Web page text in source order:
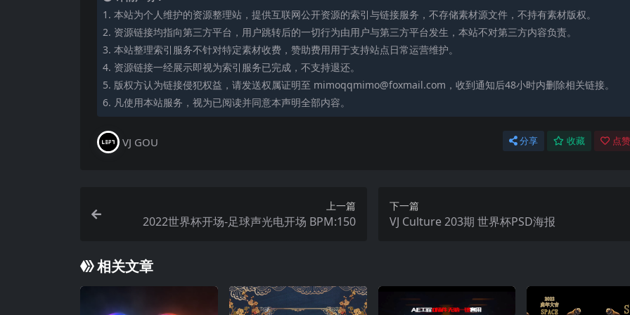
1. 本站为个人维护的资源整理站，提供互联网公开资源的索引与链接服务，不存储素材源文件，不持有素材版权。
2. 资源链接均指向第三方平台，用户跳转后的一切行为由用户与第三方平台发生，本站不对第三方内容负责。
3. 本站整理索引服务不针对特定素材收费，赞助费用用于支持站点日常运营维护。
4. 资源链接一经展示即视为索引服务已完成，不支持退还。
5. 版权方认为链接侵犯权益，请发送权属证明至 mimoqqmimo@foxmail.com，收到通知后48小时内删除相关链接。
6. 凡使用本站服务，视为已阅读并同意本声明全部内容。
VJ GOU 分享 收藏 点
上一篇
2022世界杯开场-足球声光电开场 BPM:150
下一篇
VJ Culture 203期 世界杯PSD海报
相关文章